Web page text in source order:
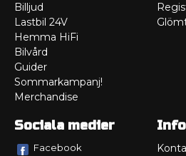
Billjud
Lastbil 24V
Hemma HiFi
Bilvård
Guider
Sommarkampanj!
Merchandise
Sociala medier
Facebook